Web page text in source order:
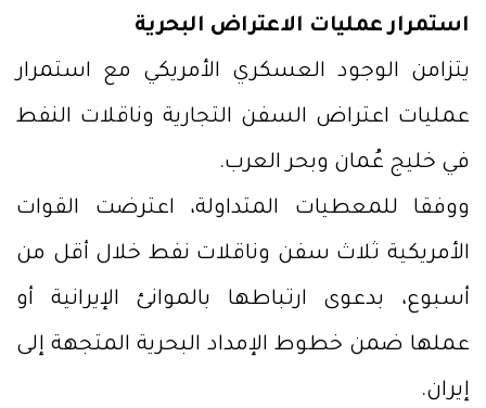
استمرار عمليات الاعتراض البحرية
يتزامن الوجود العسكري الأمريكي مع استمرار
عمليات اعتراض السفن التجارية وناقلات النفط
في خليج عُمان وبحر العرب.
ووفقا للمعطيات المتداولة، اعترضت القوات
الأمريكية ثلاث سفن وناقلات نفط خلال أقل من
أسبوع، بدعوى ارتباطها بالموانئ الإيرانية أو
عملها ضمن خطوط الإمداد البحرية المتجهة إلى
إيران.